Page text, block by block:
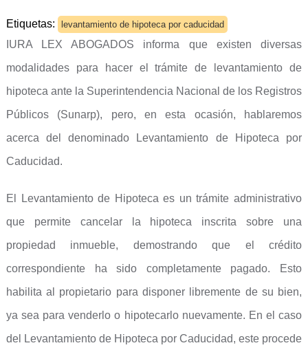
Etiquetas: levantamiento de hipoteca por caducidad
IURA LEX ABOGADOS informa que existen diversas
modalidades para hacer el trámite de levantamiento de
hipoteca ante la Superintendencia Nacional de los Registros
Públicos (Sunarp), pero, en esta ocasión, hablaremos
acerca del denominado Levantamiento de Hipoteca por
Caducidad.
El Levantamiento de Hipoteca es un trámite administrativo
que permite cancelar la hipoteca inscrita sobre una
propiedad inmueble, demostrando que el crédito
correspondiente ha sido completamente pagado. Esto
habilita al propietario para disponer libremente de su bien,
ya sea para venderlo o hipotecarlo nuevamente. En el caso
del Levantamiento de Hipoteca por Caducidad, este procede